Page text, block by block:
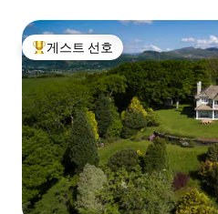
상위 게스트 선호
게스트 선호